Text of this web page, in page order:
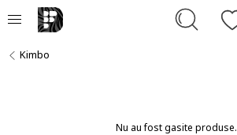
Kimbo
Nu au fost gasite produse.